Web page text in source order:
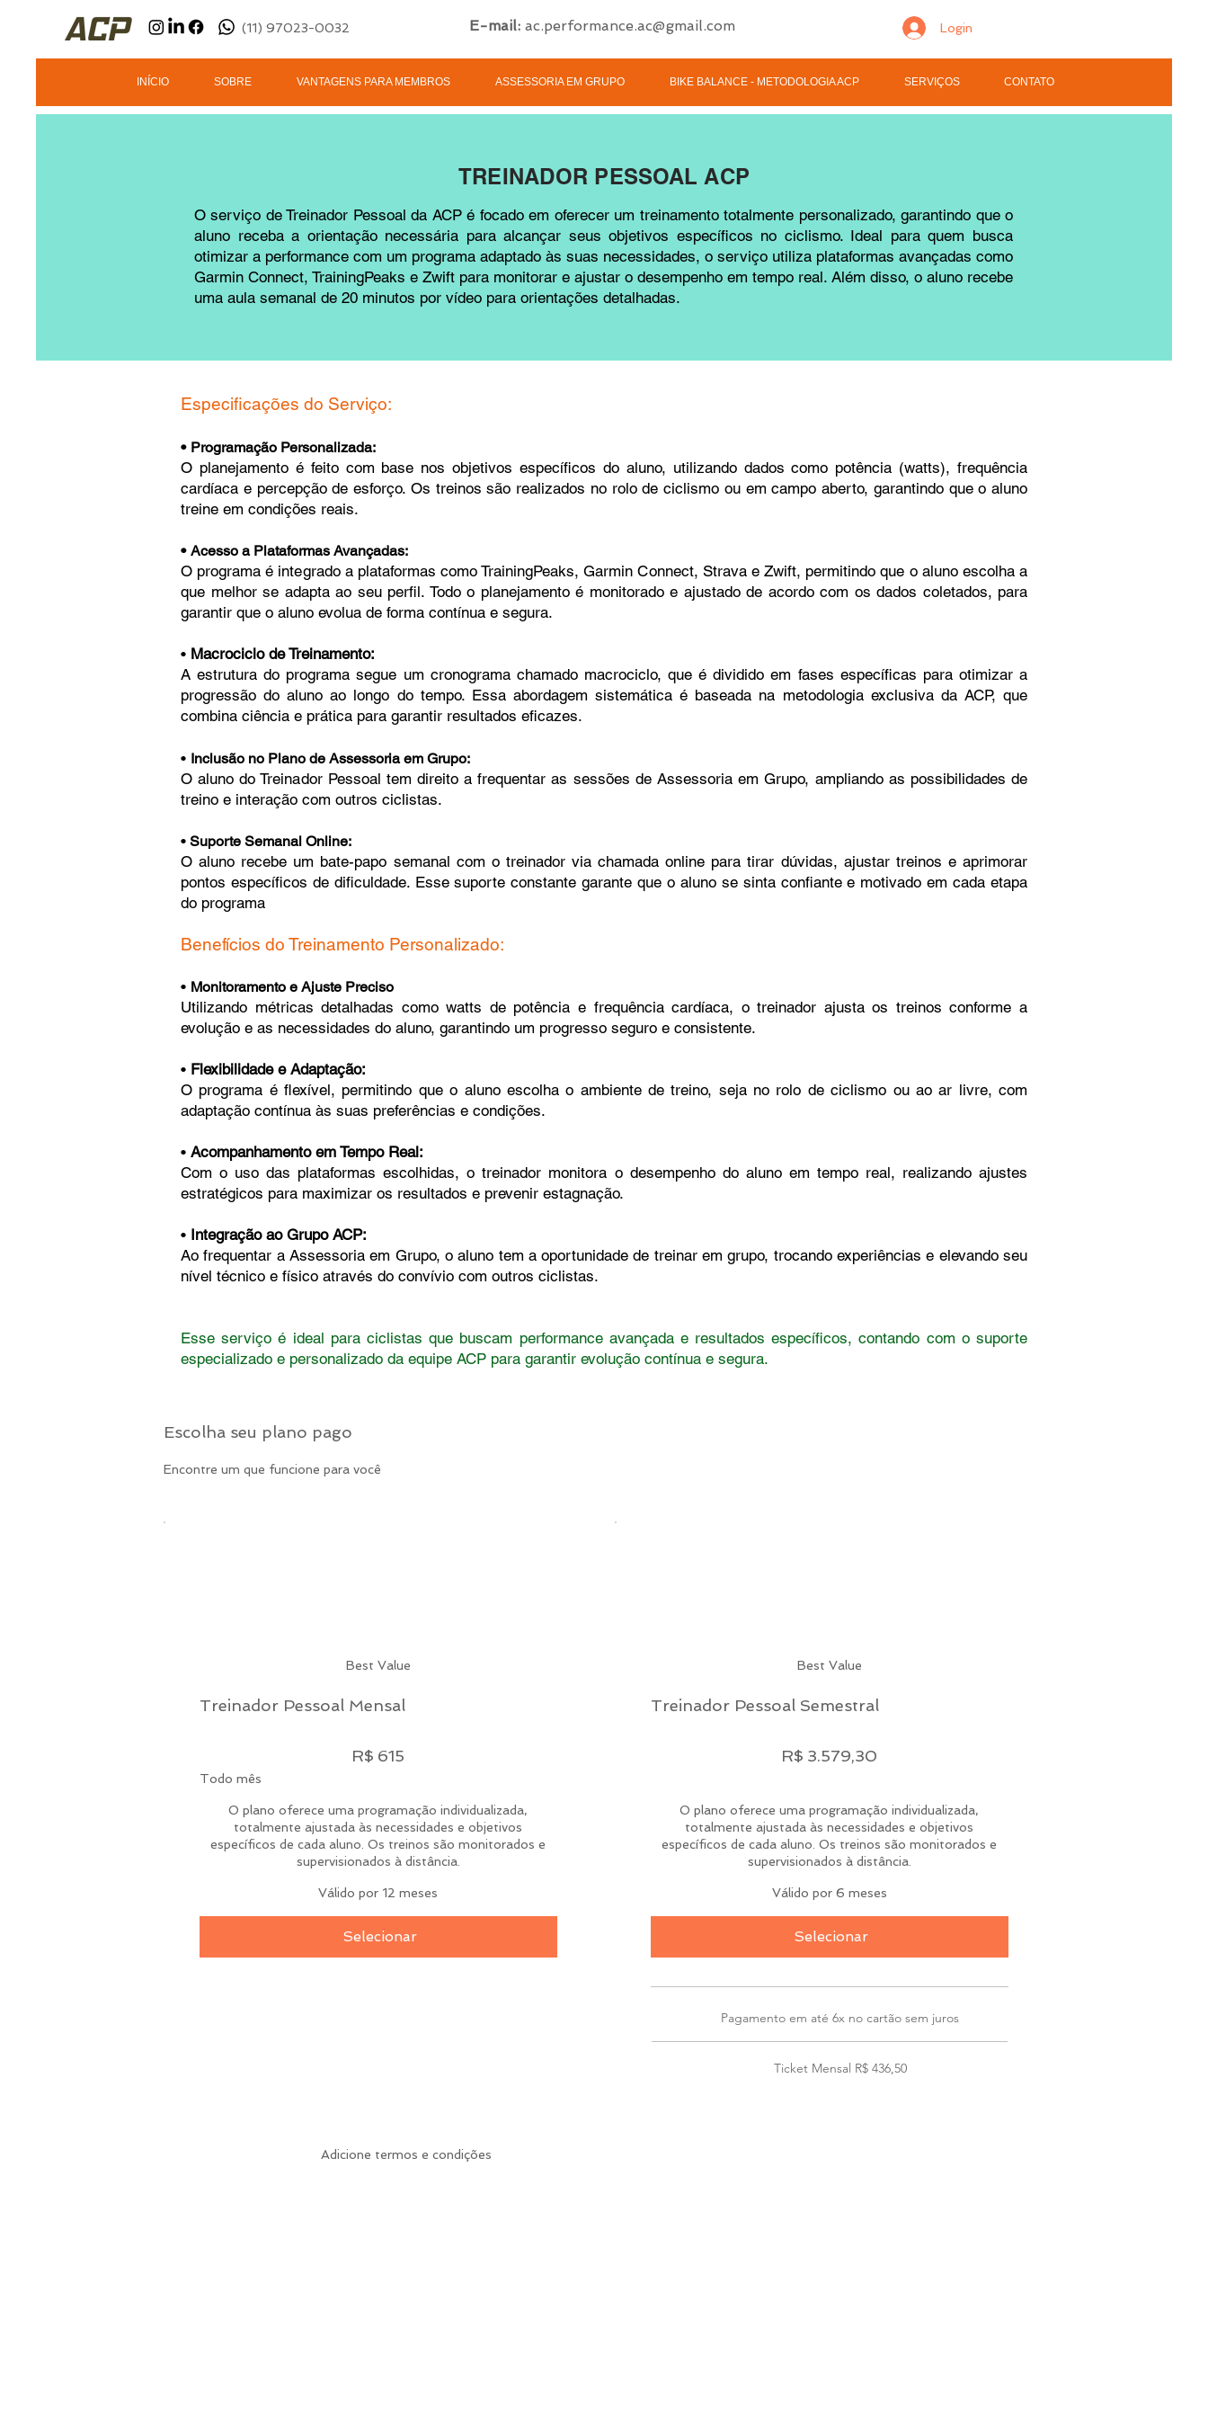
(11) 97023-0032 E-mail: ac.performance.ac@gmail.com Login
INÍCIO SOBRE VANTAGENS PARA MEMBROS ASSESSORIA EM GRUPO BIKE BALANCE - METODOLOGIA ACP SERVIÇOS CONTATO
TREINADOR PESSOAL ACP
O serviço de Treinador Pessoal da ACP é focado em oferecer um treinamento totalmente personalizado, garantindo que o
aluno receba a orientação necessária para alcançar seus objetivos específicos no ciclismo. Ideal para quem busca
otimizar a performance com um programa adaptado às suas necessidades, o serviço utiliza plataformas avançadas como
Garmin Connect, TrainingPeaks e Zwift para monitorar e ajustar o desempenho em tempo real. Além disso, o aluno recebe
uma aula semanal de 20 minutos por vídeo para orientações detalhadas.
Especificações do Serviço:
• Programação Personalizada:
O planejamento é feito com base nos objetivos específicos do aluno, utilizando dados como potência (watts), frequência
cardíaca e percepção de esforço. Os treinos são realizados no rolo de ciclismo ou em campo aberto, garantindo que o aluno
treine em condições reais.
• Acesso a Plataformas Avançadas:
O programa é integrado a plataformas como TrainingPeaks, Garmin Connect, Strava e Zwift, permitindo que o aluno escolha a
que melhor se adapta ao seu perfil. Todo o planejamento é monitorado e ajustado de acordo com os dados coletados, para
garantir que o aluno evolua de forma contínua e segura.
• Macrociclo de Treinamento:
A estrutura do programa segue um cronograma chamado macrociclo, que é dividido em fases específicas para otimizar a
progressão do aluno ao longo do tempo. Essa abordagem sistemática é baseada na metodologia exclusiva da ACP, que
combina ciência e prática para garantir resultados eficazes.
• Inclusão no Plano de Assessoria em Grupo:
O aluno do Treinador Pessoal tem direito a frequentar as sessões de Assessoria em Grupo, ampliando as possibilidades de
treino e interação com outros ciclistas.
• Suporte Semanal Online:
O aluno recebe um bate-papo semanal com o treinador via chamada online para tirar dúvidas, ajustar treinos e aprimorar
pontos específicos de dificuldade. Esse suporte constante garante que o aluno se sinta confiante e motivado em cada etapa
do programa
Benefícios do Treinamento Personalizado:
• Monitoramento e Ajuste Preciso
Utilizando métricas detalhadas como watts de potência e frequência cardíaca, o treinador ajusta os treinos conforme a
evolução e as necessidades do aluno, garantindo um progresso seguro e consistente.
• Flexibilidade e Adaptação:
O programa é flexível, permitindo que o aluno escolha o ambiente de treino, seja no rolo de ciclismo ou ao ar livre, com
adaptação contínua às suas preferências e condições.
• Acompanhamento em Tempo Real:
Com o uso das plataformas escolhidas, o treinador monitora o desempenho do aluno em tempo real, realizando ajustes
estratégicos para maximizar os resultados e prevenir estagnação.
• Integração ao Grupo ACP:
Ao frequentar a Assessoria em Grupo, o aluno tem a oportunidade de treinar em grupo, trocando experiências e elevando seu
nível técnico e físico através do convívio com outros ciclistas.
Esse serviço é ideal para ciclistas que buscam performance avançada e resultados específicos, contando com o suporte
especializado e personalizado da equipe ACP para garantir evolução contínua e segura.
Adicione termos e condições
Best Value
Treinador Pessoal Mensal
R$ 615
Todo mês
O plano oferece uma programação individualizada,
totalmente ajustada às necessidades e objetivos
específicos de cada aluno. Os treinos são monitorados e
supervisionados à distância.
Válido por 12 meses
Selecionar
Best Value
Treinador Pessoal Semestral
R$ 3.579,30
O plano oferece uma programação individualizada,
totalmente ajustada às necessidades e objetivos
específicos de cada aluno. Os treinos são monitorados e
supervisionados à distância.
Válido por 6 meses
Selecionar
Pagamento em até 6x no cartão sem juros
Ticket Mensal R$ 436,50
Escolha seu plano pago
Encontre um que funcione para você